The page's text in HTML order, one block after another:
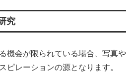
究
機会が限られている場合、写真や
ピレーションの源となります。